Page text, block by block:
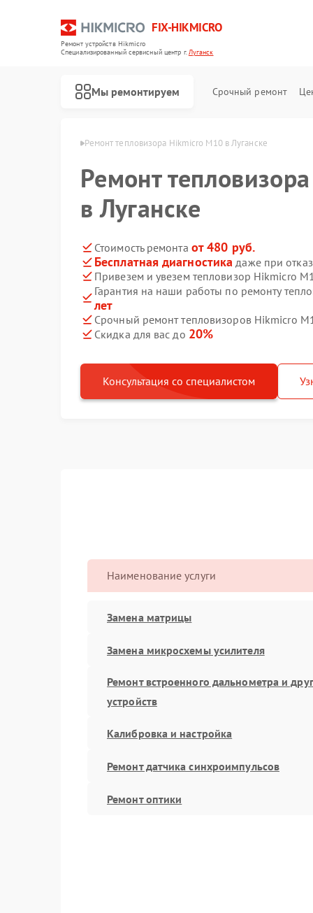
FIX-HIKMICRO
Ремонт устройств Hikmicro
Специализированный cервисный центр г.Луганск
Мы ремонтируем Срочный ремонт
Ремонт тепловизора Hikmicro M10 в Луганске
Ремонт
в Луганске
Стоимость ремонта от 480 руб.
Бесплатная диагностика даже при
Привезем и увезем тепловизор Hikmicro
Гарантия на наши работы по ремонту
лет
Срочный ремонт тепловизоров Hikmicro
Скидка для вас до 20%
Консультация со специалистом
Наименование услуги
Замена матрицы
Замена микросхемы усилителя
Ремонт встроенного дальнометра и
устройств
Калибровка и настройка
Ремонт датчика синхроимпульсов
Ремонт оптики